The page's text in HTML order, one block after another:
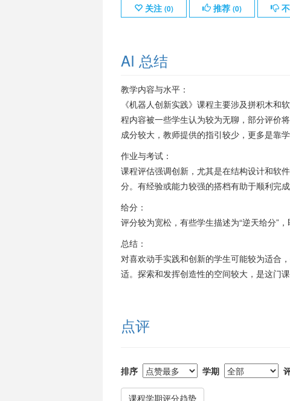
关注 (0) 推荐 (0)
AI 总结
教学内容与水平：
《机器人创新实践》课程主要涉及拼积木和
程内容被一些学生认为较为无聊，部分评价
成分较大，教师提供的指引较少，更多是靠学
作业与考试：
课程评估强调创新，尤其是在结构设计和软
分。有经验或能力较强的搭档有助于顺利完成
给分：
评分较为宽松，有些学生描述为“逆天给分”
总结：
对喜欢动手实践和创新的学生可能较为适合
适。探索和发挥创造性的空间较大，是这门课
点评
排序 学期
课程学期评分趋势